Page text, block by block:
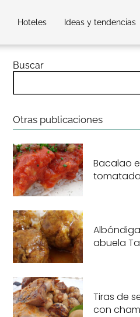
Hoteles Ideas y tendencias
Buscar
Otras publicaciones
Bacalao
tomatada
abuela
Tiras de
con